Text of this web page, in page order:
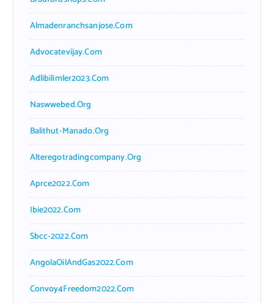
Almadenranchsanjose.com
Advocatevijay.com
Adlibilimler2023.com
Naswwebed.org
Balithut-Manado.org
Alteregotradingcompany.org
Aprce2022.com
Ibie2022.com
Sbcc-2022.com
AngolaOilAndGas2022.com
Convoy4Freedom2022.com